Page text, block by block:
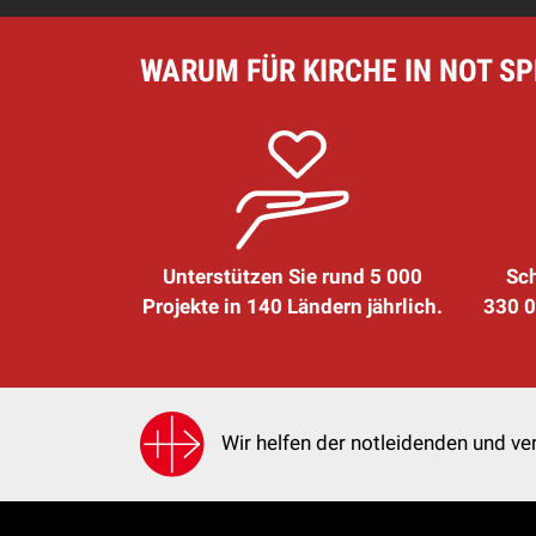
WARUM FÜR KIRCHE IN NOT
Unterstützen Sie rund 5 000
Projekte in 140 Ländern jährlich.
330
Wir helfen der notleidenden und